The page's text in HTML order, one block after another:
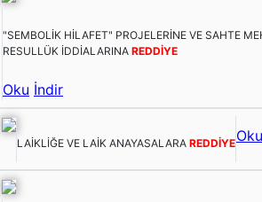
"SEMBOLİK HİLAFET" PROJELERİNE VE SAHTE
RESULLÜK İDDİALARINA REDDİYE
Oku İndir
LAİKLİĞE VE LAİK ANAYASALARA REDDİYEOku